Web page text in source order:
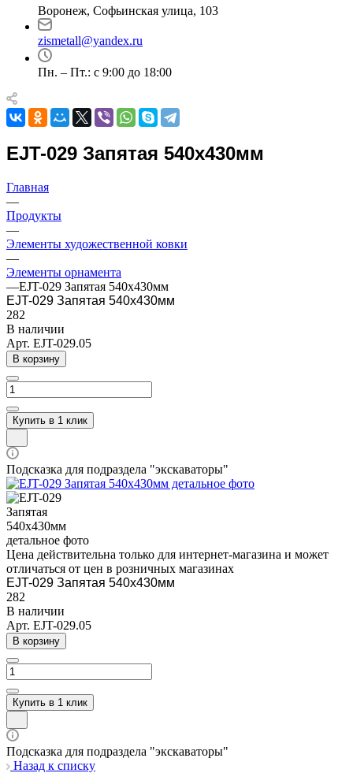
Воронеж, Софьинская улица, 103
zismetall@yandex.ru
Пн. – Пт.: с 9:00 до 18:00
EJT-029 Запятая 540x430мм
Главная
—
Продукты
—
Элементы художественной ковки
—
Элементы орнамента
—EJT-029 Запятая 540x430мм
EJT-029 Запятая 540x430мм
282
В наличии
Арт. EJT-029.05
В корзину
Купить в 1 клик
Подсказка для подраздела "экскаваторы"
Цена действительна только для интернет-магазина и может
отличаться от цен в розничных магазинах
EJT-029 Запятая 540x430мм
282
В наличии
Арт. EJT-029.05
В корзину
Купить в 1 клик
Подсказка для подраздела "экскаваторы"
Назад к списку